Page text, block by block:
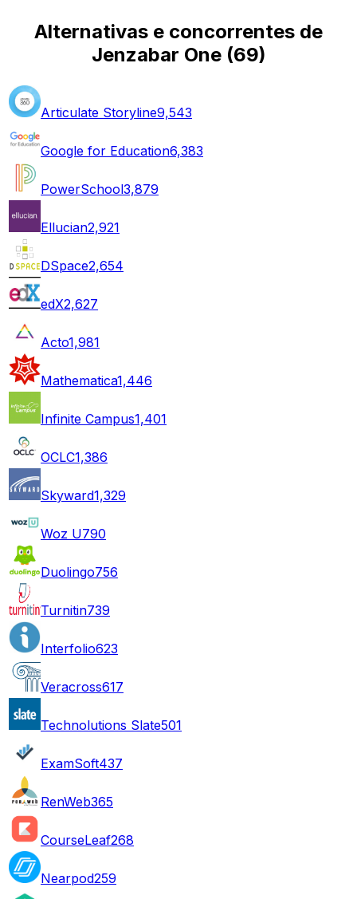
Alternativas e concorrentes de
Jenzabar One(69)
Articulate Storyline9,543
Google for Education6,383
PowerSchool3,879
Ellucian2,921
DSpace2,654
edX2,627
Acto1,981
Mathematica1,446
Infinite Campus1,401
OCLC1,386
Skyward1,329
Woz U790
Duolingo756
Turnitin739
Interfolio623
Veracross617
Technolutions Slate501
ExamSoft437
RenWeb365
CourseLeaf268
Nearpod259